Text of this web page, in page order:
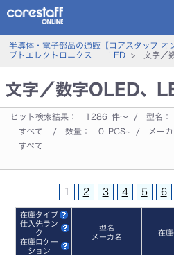
半導体・電子部品の通販【コアスタッフ オ
プトエレクトロニクス －LED> 文字／数
文字／数字OLED、
ヒット検索結果： 1286 件～ / 型名：
すべて
/ 数量： 0 PCS~ / メーカ
すべて
1 2 3 4 5 6
在庫タイプ
仕入先ラン
ク
在庫ロケー
ション
型名
メーカ名
在